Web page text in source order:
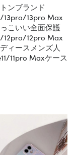
ンブランド
13pro/13pro Max
こいい全面保護
12pro/12pro Max
ィースメンズ人
11pro Maxケース